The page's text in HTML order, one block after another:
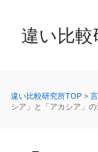
へ
違い比較
違い比較研究所TOP >
シア」と「アカシア」